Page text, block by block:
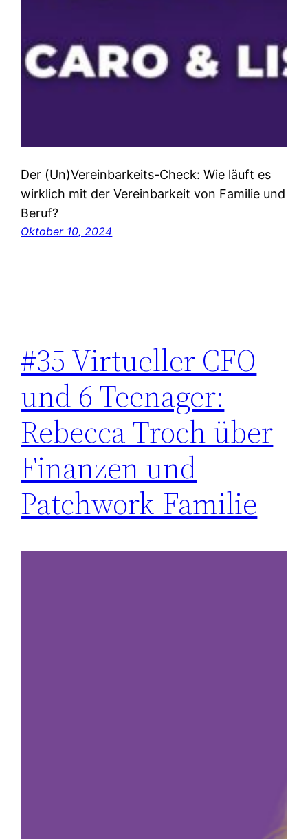
Der (Un)Vereinbarkeits-Check: Wie läuft es
wirklich mit der Vereinbarkeit von Familie und
Beruf?
Oktober 10, 2024
#35 Virtueller CFO
und 6 Teenager:
Rebecca Troch über
Finanzen und
Patchwork-Familie